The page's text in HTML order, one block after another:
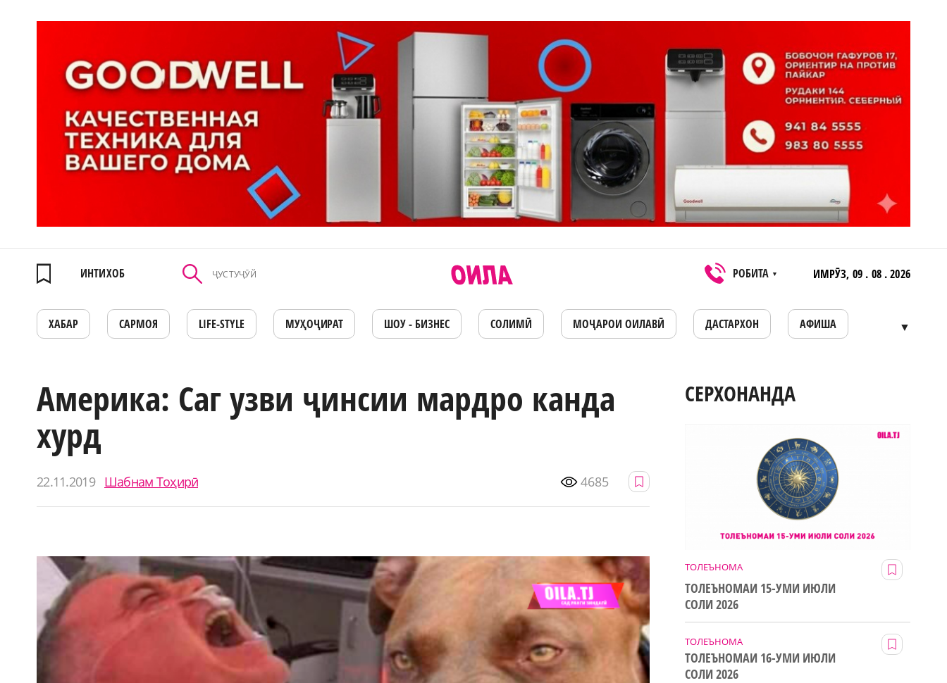
ИНТИХОБ РОБИТА ▼ ИМРӮЗ, 09 . 08 . 2026
ХАБАР САРМОЯ LIFE-STYLE МУҲОҶИРАТ ШОУ - БИЗНЕС СОЛИМӢ МОҶАРОИ ОИЛАВӢ ДАСТАРХОН АФИША ▼
Америка: Саг узви ҷинсии мардро канда
хурд
22.11.2019 Шабнам Тоҳирӣ 4685
СЕРХОНАНДА
ТОЛЕЪНОМА
ТОЛЕЪНОМАИ 15-УМИ ИЮЛИ
СОЛИ 2026
ТОЛЕЪНОМА
ТОЛЕЪНОМАИ 16-УМИ ИЮЛИ
СОЛИ 2026